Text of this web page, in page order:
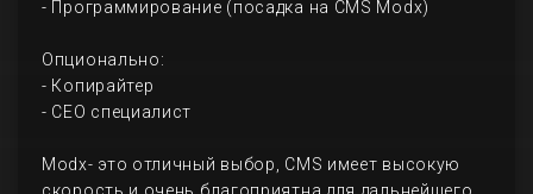
- Программирование (посадка на CMS Modx)
Опционально:
- Копирайтер
- СЕО специалист
Modx- это отличный выбор, CMS имеет высокую